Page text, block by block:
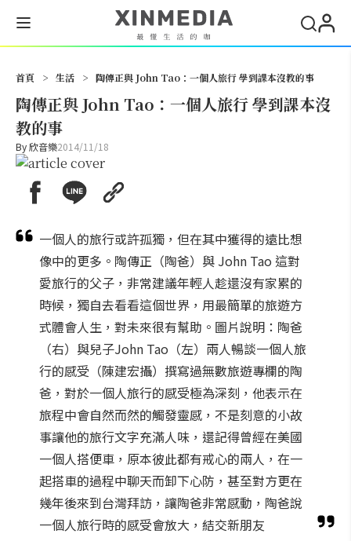
首頁 > 生活 > 陶傳正與 John Tao：一個人旅行 學到課本沒教的事
陶傳正與 John Tao：一個人旅行 學到課本沒
教的事
By欣音樂2014/11/18
一個人的旅行或許孤獨，但在其中獲得的遠比想
像中的更多。陶傳正（陶爸）與 John Tao 這對
愛旅行的父子，非常建議年輕人趁還沒有家累的
時候，獨自去看看這個世界，用最簡單的旅遊方
式體會人生，對未來很有幫助。圖片說明：陶爸
（右）與兒子John Tao（左）兩人暢談一個人旅
行的感受（陳建宏攝）撰寫過無數旅遊專欄的陶
爸，對於一個人旅行的感受極為深刻，他表示在
旅程中會自然而然的觸發靈感，不是刻意的小故
事讓他的旅行文字充滿人味，還記得曾經在美國
一個人搭便車，原本彼此都有戒心的兩人，在一
起搭車的過程中聊天而卸下心防，甚至對方更在
幾年後來到台灣拜訪，讓陶爸非常感動，陶爸說
一個人旅行時的感受會放大，結交新朋友